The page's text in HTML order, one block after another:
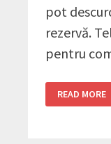
pot
rezervă.
pentru
8
CELE
READ MORE